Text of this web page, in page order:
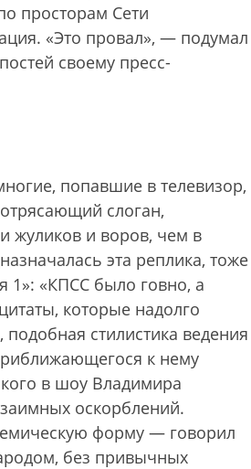
просторам Сети
«Это провал», — подумал
своему пресс-
попавшие в телевизор,
слоган,
жуликов и воров, чем в
эта реплика, тоже
1»: «КПСС было говно, а
которые надолго
стилистика ведения
к нему
в шоу Владимира
оскорблений.
форму — говорил
без привычных